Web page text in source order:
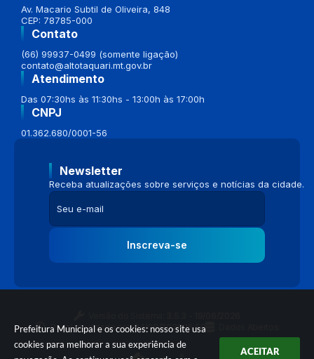
Prefeitura Municipal e os cookies: nosso site usa
cookies para melhorar a sua experiência de
ACEITAR
Av. Macario Subtil de Oliveira, 848
CEP: 78785-000
Contato
(66) 99937-0499 (somente ligação)
contato@altotaquari.mt.gov.br
Atendimento
Das 07:30hs às 11:30hs - 13:00h às 17:00h
CNPJ
01.362.680/0001-56
Newsletter
Receba atualizações sobre serviços e notícias da cidade.
Inscreva-se
Portal atualizado em:04/08/2026 16:58